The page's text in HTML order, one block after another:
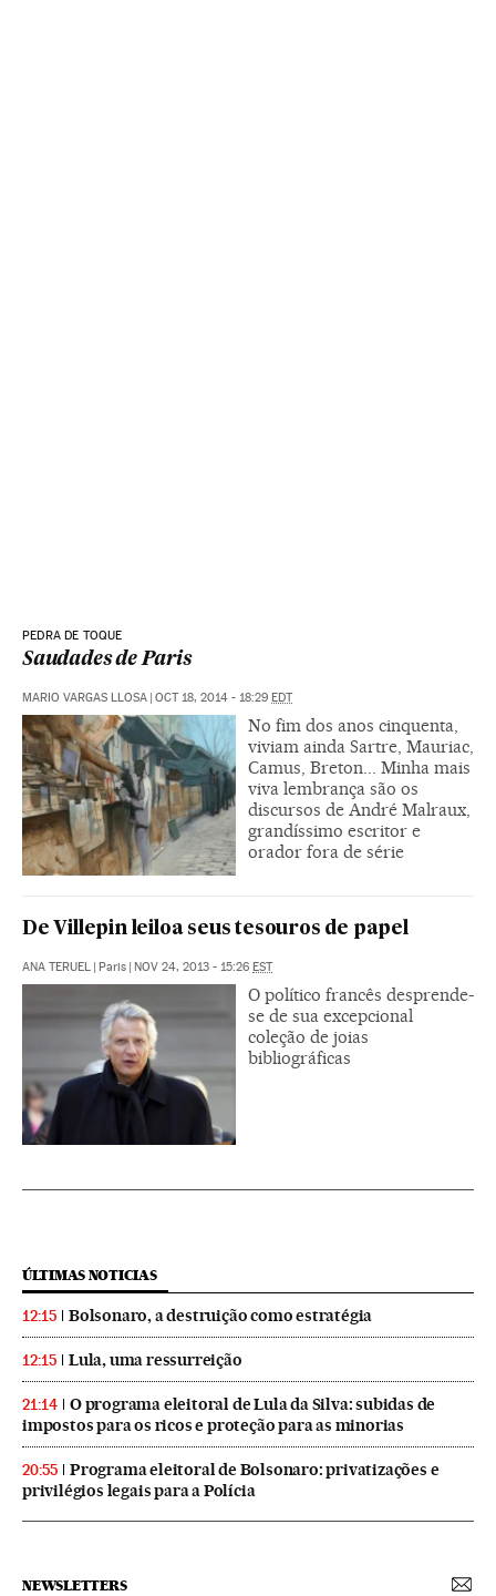
PEDRA DE TOQUE
Saudades de Paris
MARIO VARGAS LLOSA OCT 18, 2014 - 18:29 EDT
No fim dos anos cinquenta,
viviam ainda Sartre, Mauriac,
Camus, Breton... Minha mais
viva lembrança são os
discursos de André Malraux,
grandíssimo escritor e
orador fora de série
De Villepin leiloa seus tesouros de papel
ANA TERUEL Paris NOV 24, 2013 - 15:26 EST
O político francês desprende-
se de sua excepcional
coleção de joias
bibliográficas
ÚLTIMAS NOTICIAS
12:15 Bolsonaro, a destruição como estratégia
12:15 Lula, uma ressurreição
21:14
O programa eleitoral de Lula da Silva: subidas de
impostos para os ricos e proteção para as minorias
20:55
Programa eleitoral de Bolsonaro: privatizações e
privilégios legais para a Polícia
NEWSLETTERS